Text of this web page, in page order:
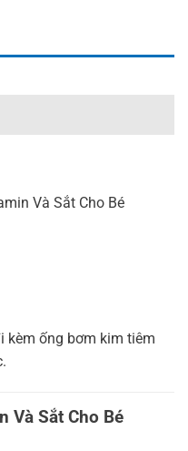
Và Sắt Cho Bé
kèm ống bơm kim tiêm
Và Sắt Cho Bé